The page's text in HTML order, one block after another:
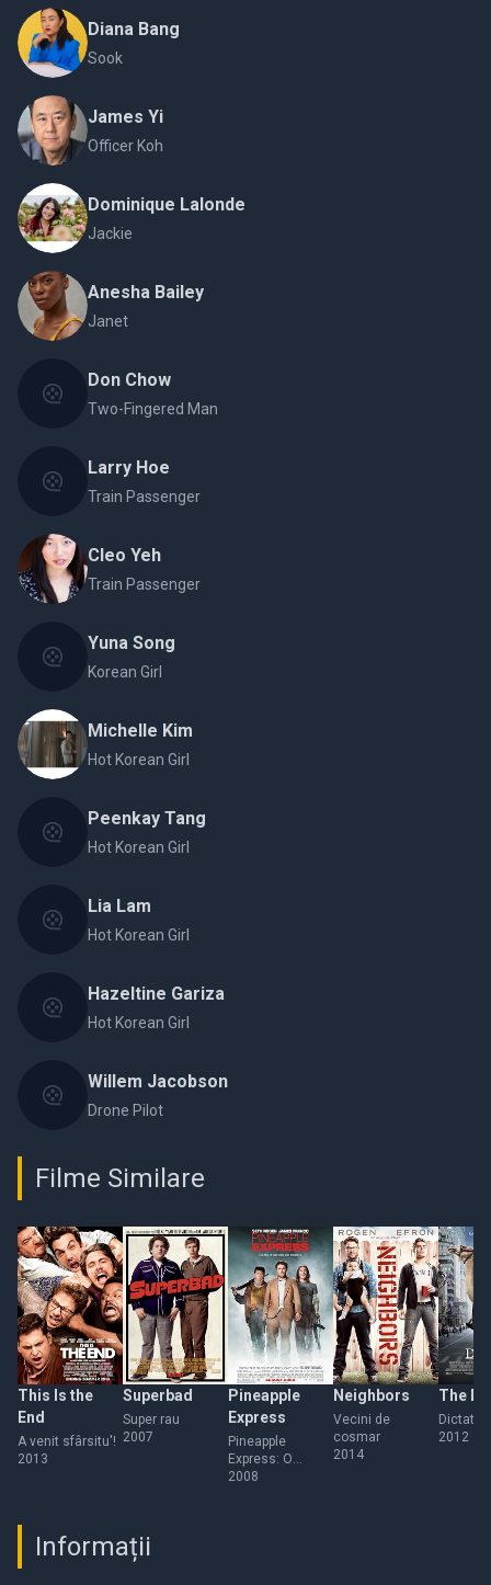
Diana Bang
Sook
James Yi
Officer Koh
Dominique Lalonde
Jackie
Anesha Bailey
Janet
Don Chow
Two-Fingered Man
Larry Hoe
Train Passenger
Cleo Yeh
Train Passenger
Yuna Song
Korean Girl
Michelle Kim
Hot Korean Girl
Peenkay Tang
Hot Korean Girl
Lia Lam
Hot Korean Girl
Hazeltine Gariza
Hot Korean Girl
Willem Jacobson
Drone Pilot
Filme Similare
This Is the
End
A venit sfârsitu'!
2013
Superbad
Super rau
2007
Pineapple
Express
Pineapple
Express: O
afacere riscanta
2008
Neighbors
Vecini de
cosmar
2014
The
2012
Informații